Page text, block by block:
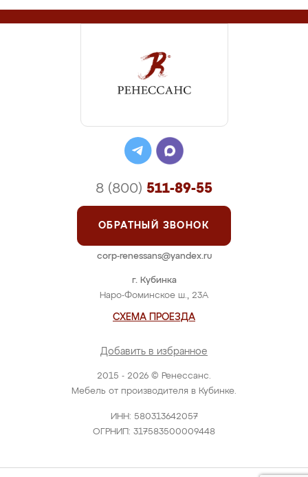
2015 - 2026 © Ренессанс.
Мебель от производителя в Кубинке.
ИНН: 580313642057
ОГРНИП: 317583500009448
г. Кубинка
Наро-Фоминское ш., 23А
СХЕМА ПРОЕЗДА
Добавить в избранное
8 (800) 511-89-55
ОБРАТНЫЙ ЗВОНОК
corp-renessans@yandex.ru